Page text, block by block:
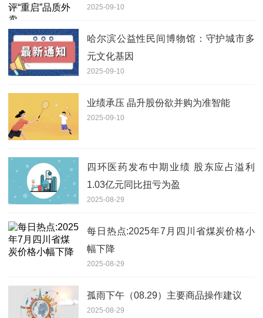
2025-09-10
哈尔滨公益性民间博物馆：守护城市多
元文化基因
2025-09-10
业绩承压 晶升股份欲并购为准智能
2025-09-10
四环医药发布中期业绩 股东应占溢利
1.03亿元同比扭亏为盈
2025-08-29
每日热点:2025年7月四川省煤炭价格小
幅下降
2025-08-29
孤雨下午（08.29）主要商品操作建议
2025-08-29